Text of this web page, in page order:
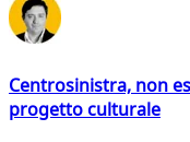
Centrosinistra, non
progetto culturale